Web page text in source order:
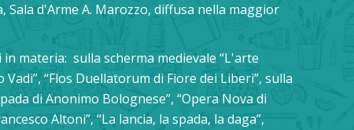
Sala d'Arme A. Marozzo, diffusa nella maggior
materia: sulla scherma medievale “L'arte
“Flos Duellatorum di Fiore dei Liberi”, sulla
di Anonimo Bolognese”, “Opera Nova di
Altoni”, “La lancia, la spada, la daga”,